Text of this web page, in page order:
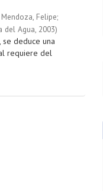
Felipe;
del Agua, 2003)
deduce una
requiere del